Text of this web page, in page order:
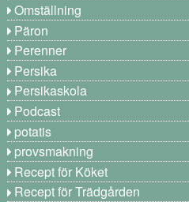
Omställning
Päron
Perenner
Persika
Persikaskola
Podcast
potatis
provsmakning
Recept för Köket
Recept för Trädgården